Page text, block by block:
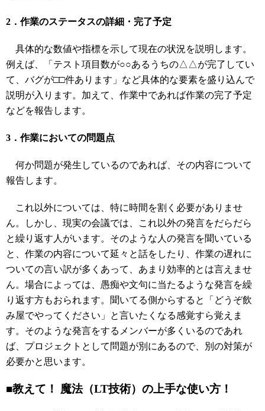
2．作業のステータスの詳細・完了予定
具体的な数値や指標を示して現在の状況を説明します。
例えば、「テスト項目数が○○あるうちの△△が完了してい
て、バグが□□件あります」など具体的な要素を盛り込んで
説明が入ります。加えて、作業中であれば作業の完了予定
などを報告します。
3．作業においての問題点
何か問題が発生しているのであれば、その内容について
報告します。
これ以外については、特に時間を割く必要がありませ
ん。しかし、現実の会議では、これ以外の発言をだらだら
と繰り返す人がいます。そのような人の発言を聞いている
と、作業の内容について延々と話をしたり、作業の遅れに
ついての言い訳が多くあって、あまり効率的とは言えませ
ん。場合によっては、愚痴や文句に当たるような発言を繰
り返す方もおられます。聞いてる側からすると「どうぞ飲
み屋でやってください」と言いたくなる感覚すら覚えま
す。そのような発言をするメンバーが多くいるのであれ
ば、プロジェクトとして問題が別にあるので、別の対策が
必要かと思います。
■教えて！ 魔法（LT技術）の上手な使い方！